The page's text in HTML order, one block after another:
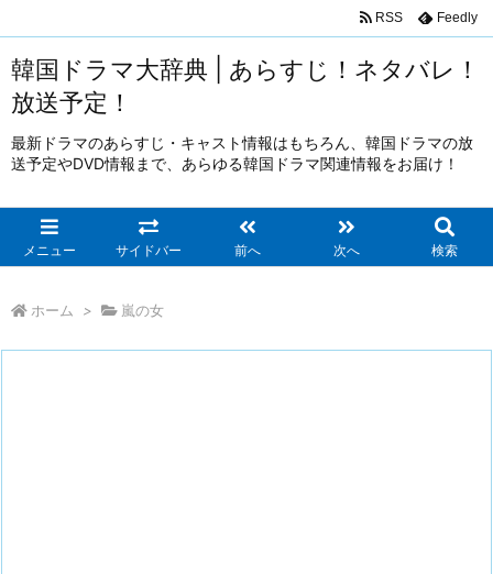
韓国ドラマ大辞典 | あらすじ！ネタバレ！
放送予定！
最新ドラマのあらすじ・キャスト情報はもちろん、韓国ドラマの放
送予定やDVD情報まで、あらゆる韓国ドラマ関連情報をお届け！
メニュー サイドバー 前へ 次へ 検索
RSS Feedly
ホーム > 嵐の女